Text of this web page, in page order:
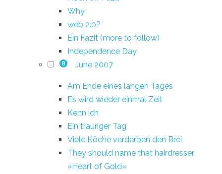
Why
web 2.0?
Ein Fazit (more to follow)
Independence Day
8 June 2007
Am Ende eines langen Tages
Es wird wieder einmal Zeit
Kenn ich
Ein trauriger Tag
Viele Köche verderben den Brei
They should name that hairdresser
»Heart of Gold«